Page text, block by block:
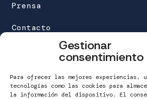
Gestionar
consentimiento
Para ofrecer las mejores experiencias,
tecnologías como las cookies para
la información del dispositivo. El
o
l
t
o
Prensa
Contacto
FUNDACIÓN MARÍA JOSÉ JOVE
C/Galileo Galilei 6
Edificio Work Center
A Grela. 15008 A Coruña